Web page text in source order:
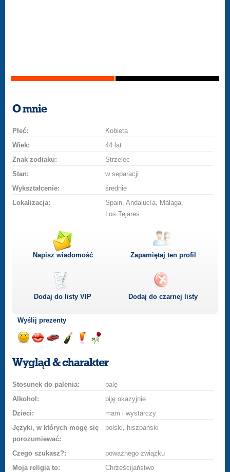
O mnie
Płeć:
Kobieta
Wiek:
44 lat
Znak zodiaku:
Strzelec
Stan:
w separacji
Wykształcenie:
średnie
Lokalizacja:
Spain, Andalucía, Málaga,
Los Tejares
Napisz wiadomość Zapamiętaj ten profil
Dodaj do listyVIP Dodaj do czarnej listy
Wyślij prezenty
uśmiech
buziakasamochodem
szampana
drinka
różę
Wygląd & charakter
Stosunek do palenia:
palę
Alkohol:
piję okazyjnie
Dzieci:
mam i wystarczy
Języki, w których mogę się
porozumiewać:
polski, hiszpański
Czego szukasz?:
poważnego związku
Moja religia to:
Chrześcijaństwo